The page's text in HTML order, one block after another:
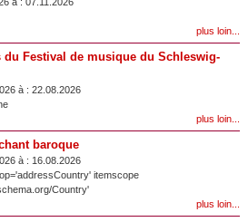
à : 07.11.2026
plus loin...
du Festival de musique du Schleswig-
à : 22.08.2026
plus loin...
baroque
à : 16.08.2026
itemscope
Country'
plus loin...